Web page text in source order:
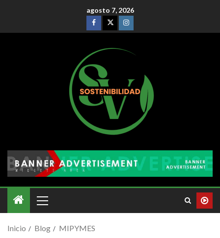
agosto 7, 2026
Inicio Blog MIPYMES